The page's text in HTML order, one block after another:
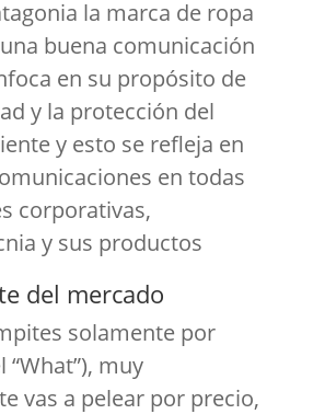
la marca de ropa
buena comunicación
en su propósito de
y la protección del
y esto se refleja en
en todas
corporativas,
y sus productos
del mercado
solamente por
muy
vas a pelear por precio,